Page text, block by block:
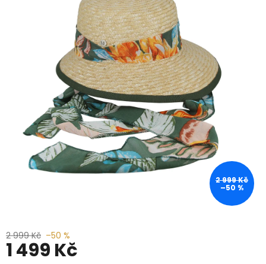
hvězdiček.
2 999 Kč
–50 %
2 999 Kč –50 %
1 499 Kč